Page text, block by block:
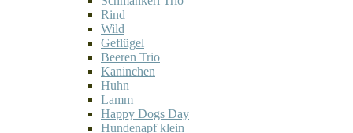
Rind
Wild
Geflügel
Beeren Trio
Kaninchen
Huhn
Lamm
Happy Dogs Day
Hundenapf klein